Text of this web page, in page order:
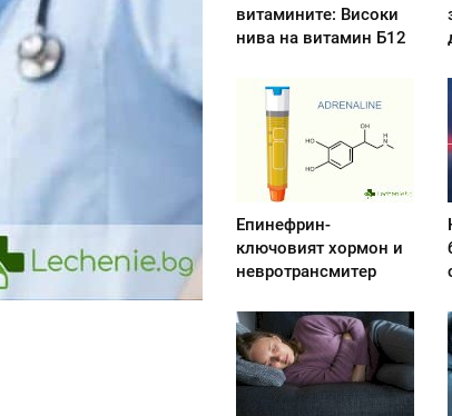
витамините: Високи
нива на витамин Б12
Епинефрин-
ключовият хормон и
невротрансмитер